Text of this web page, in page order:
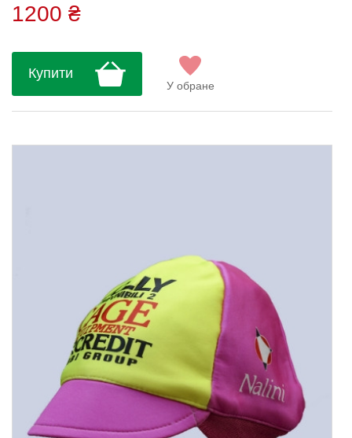
1200 ₴
Купити
У обране